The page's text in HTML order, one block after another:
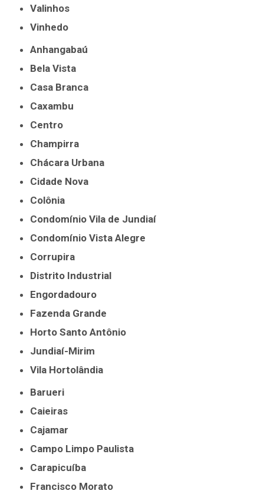
Valinhos
Vinhedo
Anhangabaú
Bela Vista
Casa Branca
Caxambu
Centro
Champirra
Chácara Urbana
Cidade Nova
Colônia
Condomínio Vila de Jundiaí
Condomínio Vista Alegre
Corrupira
Distrito Industrial
Engordadouro
Fazenda Grande
Horto Santo Antônio
Jundiaí-Mirim
Vila Hortolândia
Barueri
Caieiras
Cajamar
Campo Limpo Paulista
Carapicuíba
Francisco Morato